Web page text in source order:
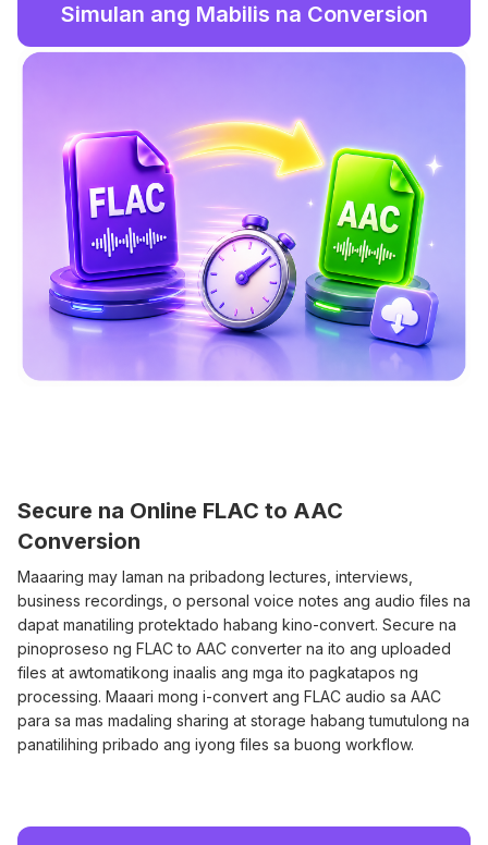
Simulan ang Mabilis na Conversion
Secure na Online FLAC to AAC
Conversion
Maaaring may laman na pribadong lectures, interviews,
business recordings, o personal voice notes ang audio files na
dapat manatiling protektado habang kino-convert. Secure na
pinoproseso ng FLAC to AAC converter na ito ang uploaded
files at awtomatikong inaalis ang mga ito pagkatapos ng
processing. Maaari mong i-convert ang FLAC audio sa AAC
para sa mas madaling sharing at storage habang tumutulong na
panatilihing pribado ang iyong files sa buong workflow.